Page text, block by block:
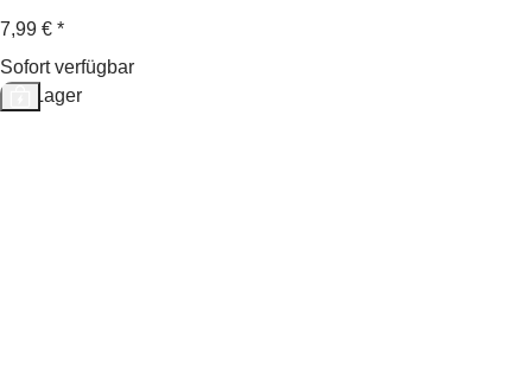
7,99 € *
Sofort verfügbar
Auf Lager